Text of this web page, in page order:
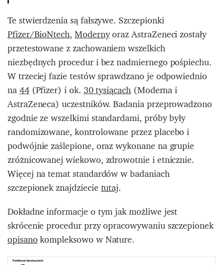
Te stwierdzenia są fałszywe. Szczepionki
Pfizer/BioNtech,Modernyoraz AstraZeneci zostały
przetestowane z zachowaniem wszelkich
niezbędnych procedur i bez nadmiernego pośpiechu.
W trzeciej fazie testów sprawdzano je odpowiednio
na44(Pfizer) i ok.30 tysiącach(Moderna i
AstraZeneca) uczestników. Badania przeprowadzono
zgodnie ze wszelkimi standardami, próby były
randomizowane, kontrolowane przez placebo i
podwójnie zaślepione, oraz wykonane na grupie
zróżnicowanej wiekowo, zdrowotnie i etnicznie.
Więcej na temat standardów w badaniach
szczepionek znajdziecietutaj.
Dokładne informacje o tym jak możliwe jest
skrócenie procedur przy opracowywaniu szczepionek
opisanokompleksowo w Nature.